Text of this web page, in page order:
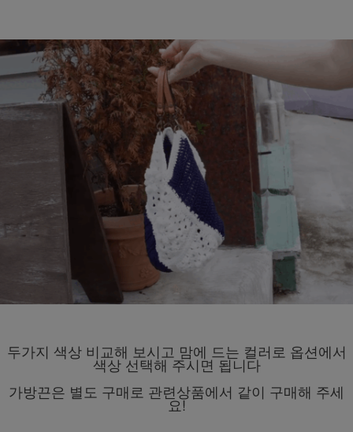
두가지 색상 비교해 보시고 맘에 드는 컬러로 옵션에서
색상 선택해 주시면 됩니다
가방끈은 별도 구매로 관련상품에서 같이 구매해 주세
요!